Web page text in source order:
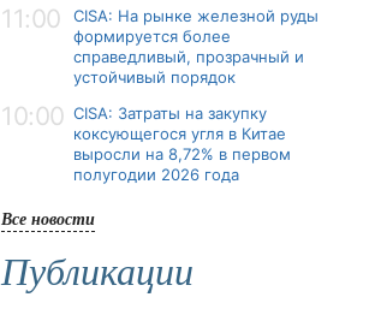
11:00
CISA: На рынке железной руды
формируется более
справедливый, прозрачный и
устойчивый порядок
10:00 CISA: Затраты на закупку
коксующегося угля в Китае
выросли на 8,72% в первом
полугодии 2026 года
Все новости
Публикации